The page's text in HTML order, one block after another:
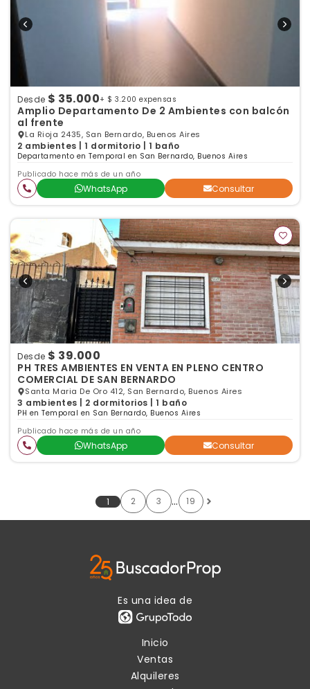
Desde $ 35.000+ $ 3.200 expensas
Amplio Departamento De 2 Ambientes con balcón
al frente
La Rioja 2435, San Bernardo, Buenos Aires
2 ambientes | 1 dormitorio | 1 baño
Departamento en Temporal en San Bernardo, Buenos Aires
Publicado hace más de un año
WhatsApp Consultar
Desde $ 39.000
PH TRES AMBIENTES EN VENTA EN PLENO CENTRO
COMERCIAL DE SAN BERNARDO
Santa Maria De Oro 412, San Bernardo, Buenos Aires
3 ambientes | 2 dormitorios | 1 baño
PH en Temporal en San Bernardo, Buenos Aires
Publicado hace más de un año
WhatsApp Consultar
1 2 3 … 19
Es una idea de
Inicio
Ventas
Alquileres